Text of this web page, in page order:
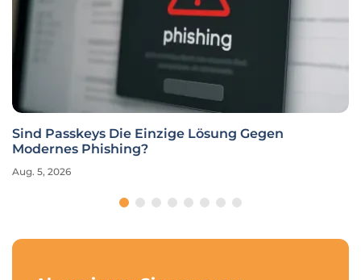
Sind Passkeys Die Einzige Lösung Gegen
Modernes Phishing?
Aug. 5, 2026